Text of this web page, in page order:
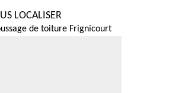
LOCALISER
de toiture Frignicourt